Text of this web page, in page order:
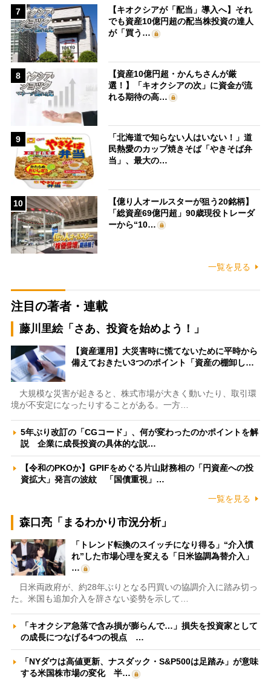
7
【キオクシアが「配当」導入へ】それ
でも資産10億円超の配当株投資の達人
が「買う…
8
【資産10億円超・かんちさんが厳
選！】「キオクシアの次」に資金が流
れる期待の高…
9
「北海道で知らない人はいない！」道
民熱愛のカップ焼きそば「やきそば弁
当」、最大の…
10
【億り人オールスターが狙う20銘柄】
「総資産69億円超」90歳現役トレーダ
ーから“10…
一覧を見る
注目の著者・連載
藤川里絵「さあ、投資を始めよう！」
【資産運用】大災害時に慌てないために平時から
備えておきたい3つのポイント「資産の棚卸し…
大規模な災害が起きると、株式市場が大きく動いたり、取引環
境が不安定になったりすることがある。一方…
5年ぶり改訂の「CGコード」、何が変わったのかポイントを解
説 企業に成長投資の具体的な説…
【令和のPKOか】GPIFをめぐる片山財務相の「円資産への投
資拡大」発言の波紋 「国債重視」…
一覧を見る
森口亮「まるわかり市況分析」
「トレンド転換のスイッチになり得る」“介入慣
れ”した市場心理を変える「日米協調為替介入」
…
日米両政府が、約28年ぶりとなる円買いの協調介入に踏み切っ
た。米国も追加介入を辞さない姿勢を示して…
「キオクシア急落で含み損が膨らんで…」損失を投資家として
の成長につなげる4つの視点 …
「NYダウは高値更新、ナスダック・S&P500は足踏み」が意味
する米国株市場の変化 半…